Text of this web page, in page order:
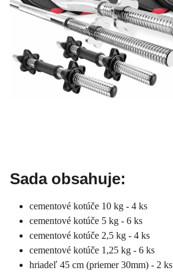
Sada obsahuje:
cementové kotúče 10 kg - 4 ks
cementové kotúče 5 kg - 6 ks
cementové kotúče 2,5 kg - 4 ks
cementové kotúče 1,25 kg - 6 ks
hriadeľ 45 cm (priemer 30mm) - 2 ks